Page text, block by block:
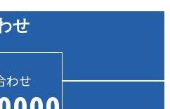
せ
わせ